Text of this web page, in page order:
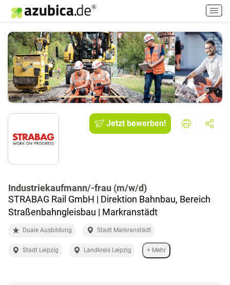
H
a
u
p
t
m
e
n
ü
i
s
Jetzt bewerben!
Industriekaufmann/-frau (m/w/d)
STRABAG Rail GmbH | Direktion Bahnbau, Bereich
Straßenbahngleisbau | Markranstädt
Duale Ausbildung Stadt Markranstädt
Stadt Leipzig Landkreis Leipzig + Mehr